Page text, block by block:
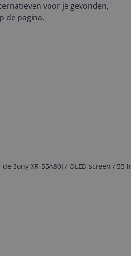
voor je gevonden,
de pagina.
XR-55A80J / OLED screen /